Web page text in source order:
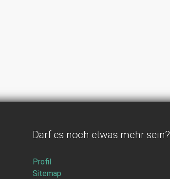
Darf es noch etwas mehr sein?
Profil
Sitemap